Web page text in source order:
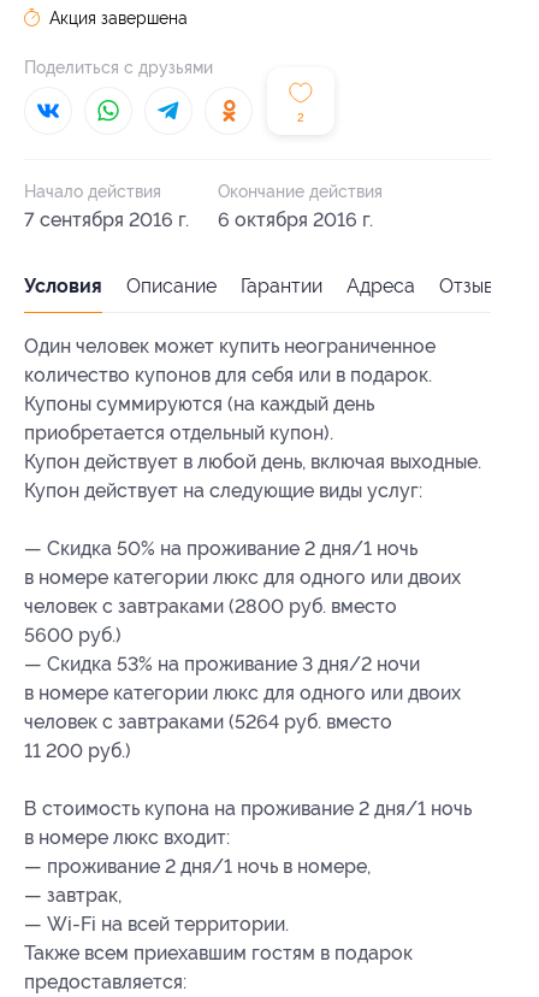
2
Акция завершена
Поделиться с друзьями
Начало действия
7 сентября 2016 г.
Окончание действия
6 октября 2016 г.
Условия Описание Гарантии Адреса Отзывы
Один человек может купить неограниченное
количество купонов для себя или в подарок.
Купоны суммируются (на каждый день
приобретается отдельный купон).
Купон действует в любой день, включая выходные.
Купон действует на следующие виды услуг:
— Скидка 50% на проживание 2 дня/1 ночь
в номере категории люкс для одного или двоих
человек с завтраками (2800 руб. вместо
5600 руб.)
— Скидка 53% на проживание 3 дня/2 ночи
в номере категории люкс для одного или двоих
человек с завтраками (5264 руб. вместо
11 200 руб.)
В стоимость купона на проживание 2 дня/1 ночь
в номере люкс входит:
— проживание 2 дня/1 ночь в номере,
— завтрак,
— Wi-Fi на всей территории.
Также всем приехавшим гостям в подарок
предоставляется: